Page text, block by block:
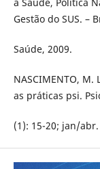
Gestão do SUS. –
Saúde, 2009.
NASCIMENTO, M.
as práticas psi.
(1): 15-20; jan/abr.